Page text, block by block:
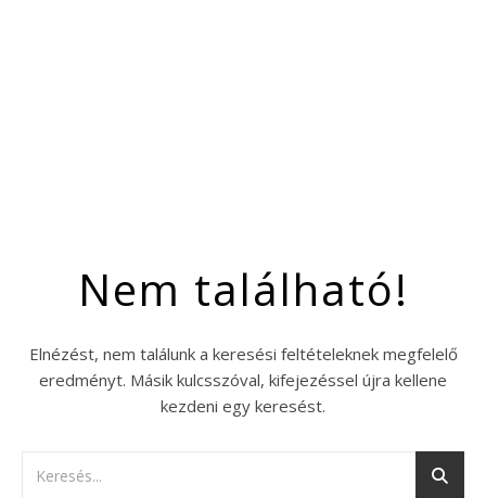
Nem található!
Elnézést, nem találunk a keresési feltételeknek megfelelő
eredményt. Másik kulcsszóval, kifejezéssel újra kellene
kezdeni egy keresést.